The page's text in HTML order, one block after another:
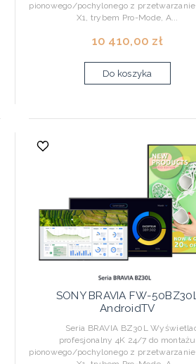
pionowego/pochylonego z
X1, trybem Pro-Mode, A...
10 410,00 zł
Do koszyka
SONY BRAVIA FW-
AndroidTV
Seria BRAVIA BZ30L
profesjonalny 4K 24/7 do montażu
pionowego/pochylonego z